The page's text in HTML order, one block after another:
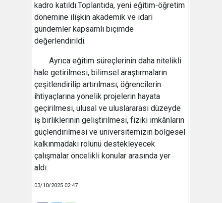
kadro katıldı.Toplantıda, yeni eğitim-öğretim
dönemine ilişkin akademik ve idari
gündemler kapsamlı biçimde
değerlendirildi.
Ayrıca eğitim süreçlerinin daha nitelikli
hale getirilmesi, bilimsel araştırmaların
çeşitlendirilip artırılması, öğrencilerin
ihtiyaçlarına yönelik projelerin hayata
geçirilmesi, ulusal ve uluslararası düzeyde
iş birliklerinin geliştirilmesi, fiziki imkânların
güçlendirilmesi ve üniversitemizin bölgesel
kalkınmadaki rolünü destekleyecek
çalışmalar öncelikli konular arasında yer
aldı.
03/10/2025 02:47